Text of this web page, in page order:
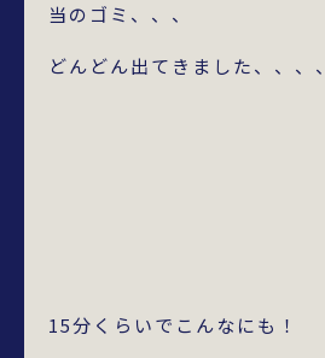
当のゴミ、、、
どんどん出てきました、、、、
15分くらいでこんなにも！